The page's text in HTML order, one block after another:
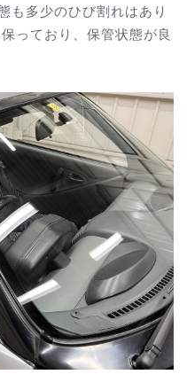
も多少のひび割れはあり
っており、保管状態が良